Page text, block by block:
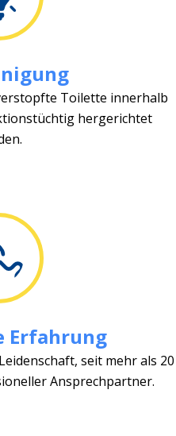
Toilette innerhalb
hergerichtet
Erfahrung
seit mehr als 20
Ansprechpartner.